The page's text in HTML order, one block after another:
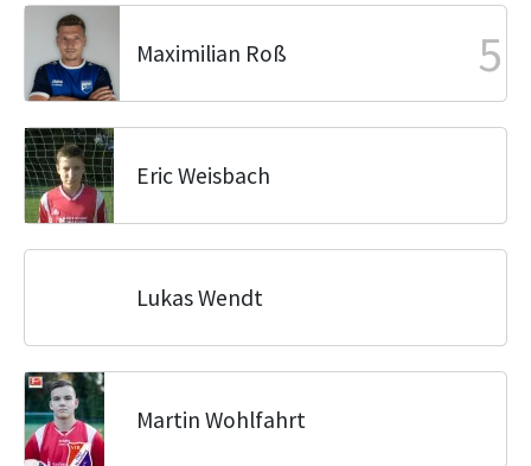
Maximilian Roß 5
Eric Weisbach
Lukas Wendt
Martin Wohlfahrt